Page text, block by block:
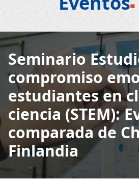
Seminario
compromiso
estudiantes en
ciencia (STEM):
comparada de
Finlandia